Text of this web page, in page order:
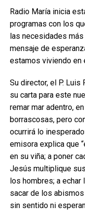
Radio María inicia
programas con los
las necesidades
mensaje de
estamos viviendo en
Su director, el P. Luis
su carta para este
remar mar adentro,
borrascosas, pero
ocurrirá lo
emisora explica que
en su viña; a poner
Jesús multiplique
los hombres; a echar
sacar de los
sin sentido ni